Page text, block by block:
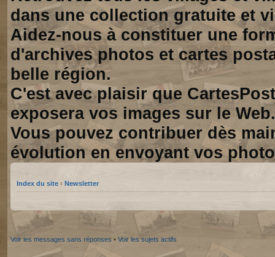
dans une collection gratuite et
Aidez-nous à constituer une
d'archives photos et cartes
belle région.
C'est avec plaisir que
exposera vos images sur le Web.
Vous pouvez contribuer dès
évolution en envoyant vos
Index du site ‹ Newsletter
Voir les messages sans réponses • Voir les sujets actifs